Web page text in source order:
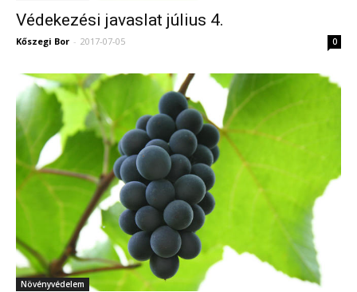
Védekezési javaslat július 4.
Kőszegi Bor - 2017-07-05 0
Növényvédelem